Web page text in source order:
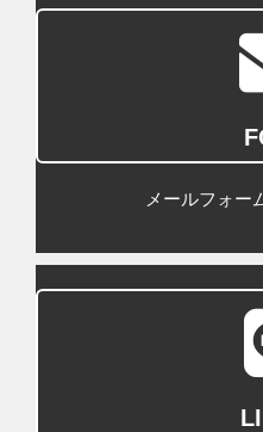
メールフォー